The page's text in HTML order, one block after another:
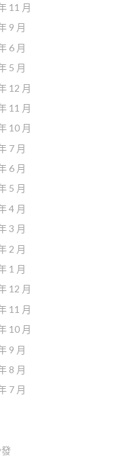
11 月
9 月
6 月
5 月
12 月
11 月
10 月
7 月
6 月
5 月
4 月
3 月
2 月
1 月
12 月
11 月
10 月
9 月
8 月
7 月